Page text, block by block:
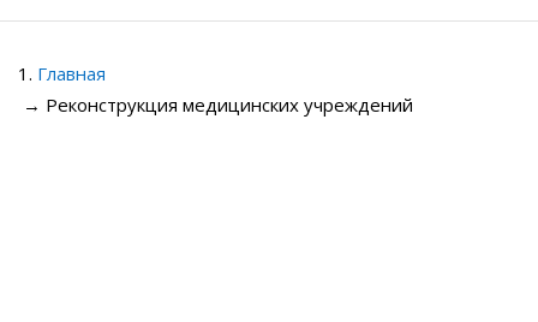
Главная
→ Реконструкция медицинских учреждений